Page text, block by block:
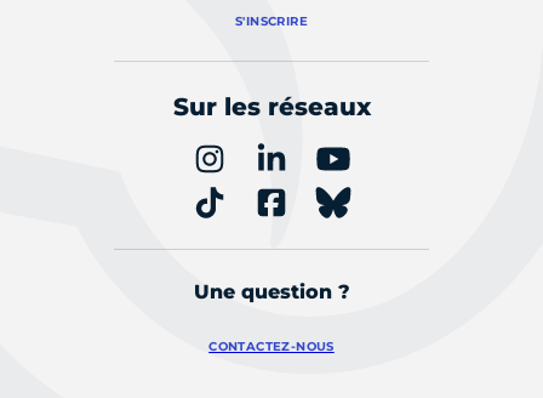
S'INSCRIRE
Sur les réseaux
Une question ?
CONTACTEZ-NOUS